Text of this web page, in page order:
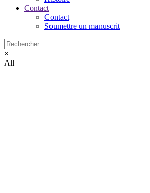
Contact
Contact
Soumettre un manuscrit
×
All